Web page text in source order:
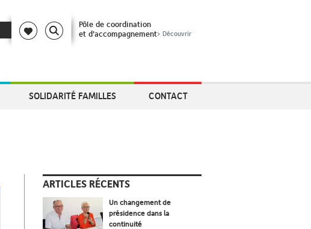
Pôle de coordination
et d’accompagnement> Découvrir
SOLIDARITÉ FAMILLES CONTACT
ARTICLES RÉCENTS
Un changement de
présidence dans la
continuité